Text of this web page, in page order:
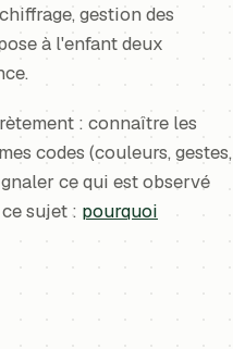
gestion des
à l'enfant deux
: connaître les
codes (couleurs, gestes,
ce qui est observé
sujet : pourquoi